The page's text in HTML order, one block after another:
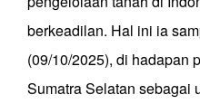
berkeadilan. Hal ini ia
(09/10/2025), di hadapan
Sumatra Selatan sebagai